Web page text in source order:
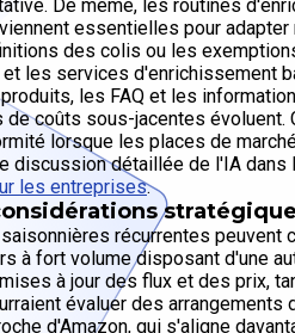
De même, les routines
essentielles pour
des colis ou les
les services d'enrichissement
les FAQ et les
coûts sous-jacentes
lorsque les places de
discussion détaillée de l'IA
les entreprises.
récurrentes peuvent
à fort volume disposant d'une
à jour des flux et des prix,
évaluer des
d'Amazon, qui s'aligne